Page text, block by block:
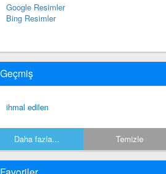
Google Resimler
Bing Resimler
Geçmiş
ihmal edilen
Daha fazla... Temizle